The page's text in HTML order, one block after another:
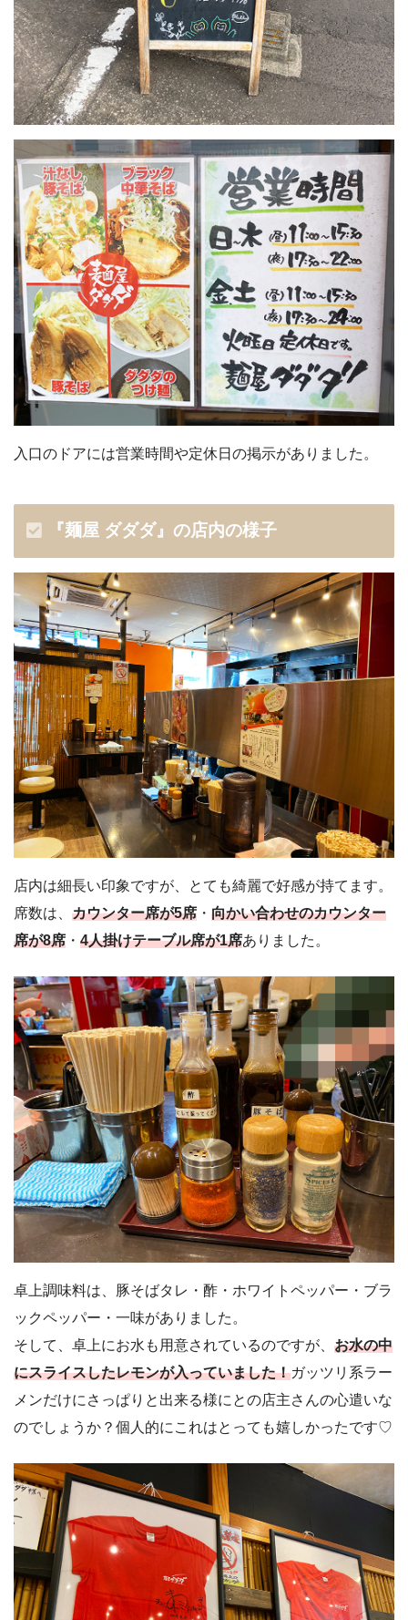
入口のドアには営業時間や定休日の掲示がありました。
『麺屋 ダダダ』の店内の様子
店内は細長い印象ですが、とても綺麗で好感が持てます。
席数は、 カウンター席が5席 ・ 向かい合わせのカウンター
席が8席 ・ 4人掛けテーブル席が1席ありました。
卓上調味料は、豚そばタレ・酢・ホワイトペッパー・ブラ
ックペッパー・一味がありました。
そして、卓上にお水も用意されているのですが、 お水の中
にスライスしたレモンが入っていました！ガッツリ系ラー
メンだけにさっぱりと出来る様にとの店主さんの心遣いな
のでしょうか？個人的にこれはとっても嬉しかったです♡